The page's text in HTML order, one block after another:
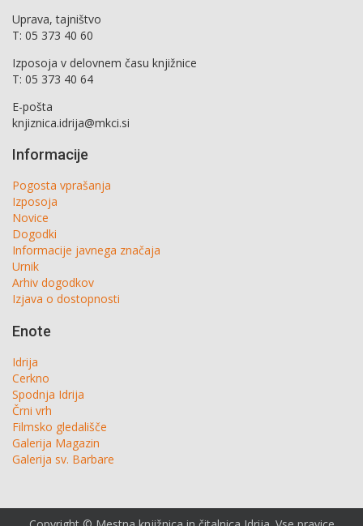
Uprava, tajništvo
T: 05 373 40 60
Izposoja v delovnem času knjižnice
T: 05 373 40 64
E-pošta
knjiznica.idrija@mkci.si
Informacije
Pogosta vprašanja
Izposoja
Novice
Dogodki
Informacije javnega značaja
Urnik
Arhiv dogodkov
Izjava o dostopnosti
Enote
Idrija
Cerkno
Spodnja Idrija
Črni vrh
Filmsko gledališče
Galerija Magazin
Galerija sv. Barbare